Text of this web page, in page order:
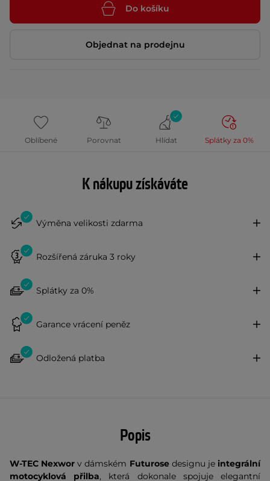
Do košíku
Objednat na prodejnu
Oblíbené Porovnat Hlídat Splátky za 0%
K nákupu získáváte
Výměna velikosti zdarma
Rozšířená záruka 3 roky
Splátky za 0%
Garance vrácení peněz
Odložená platba
Popis
W-TEC Nexwor v dámském Futurose designu je integrální
motocyklová přilba, která dokonale spojuje elegantní